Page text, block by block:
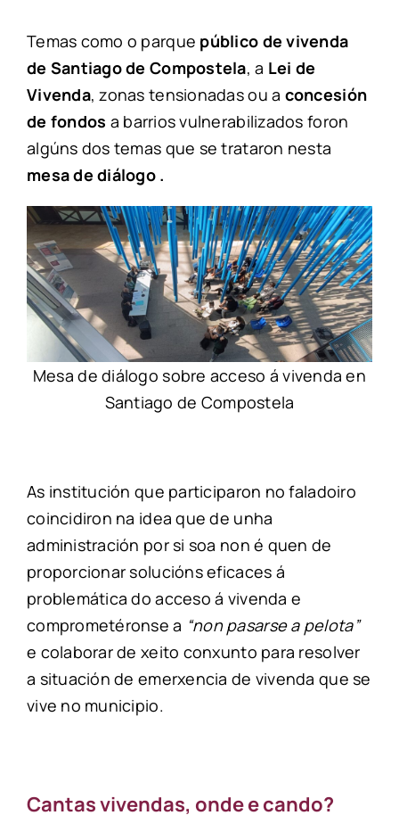
Temas como o parque público de vivenda
de Santiago de Compostela, a Lei de
Vivenda, zonas tensionadas ou a concesión
de fondos a barrios vulnerabilizados foron
algúns dos temas que se trataron nesta
mesa de diálogo .
Mesa de diálogo sobre acceso á vivenda en
Santiago de Compostela
As institución que participaron no faladoiro
coincidiron na idea que de unha
administración por si soa non é quen de
proporcionar solucións eficaces á
problemática do acceso á vivenda e
comprometéronse a “non pasarse a pelota”
e colaborar de xeito conxunto para resolver
a situación de emerxencia de vivenda que se
vive no municipio.
Cantas vivendas, onde e cando?